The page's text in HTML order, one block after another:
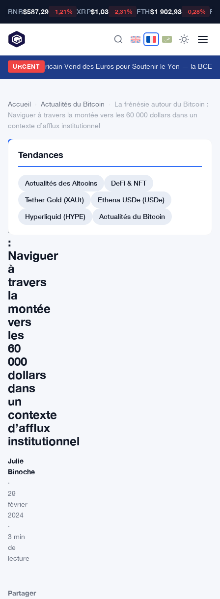
BNB$587,29 -1,21% XRP$1,03 -2,31% ETH$1 902,93 -0,28%
URGENT
Trésor Américain Vend des Euros pour Soutenir le Yen — la BCE
Accueil Actualités du Bitcoin
La frénésie autour du Bitcoin :
Naviguer à travers la montée vers les 60 000 dollars dans un
contexte d’afflux institutionnel
DU BITCOIN
frénésie
autour
Bitcoin
:
Naviguer
à
travers
la
montée
vers
les
60
000
dollars
dans
un
contexte
d’afflux
institutionnel
Julie
Binoche
·
29
février
2024
·
3 min
de
lecture
Partager
Tendances
Actualités des Altcoins
DeFi & NFT
Tether Gold (XAUt)
Ethena USDe (USDe)
Hyperliquid (HYPE)
Actualités du Bitcoin